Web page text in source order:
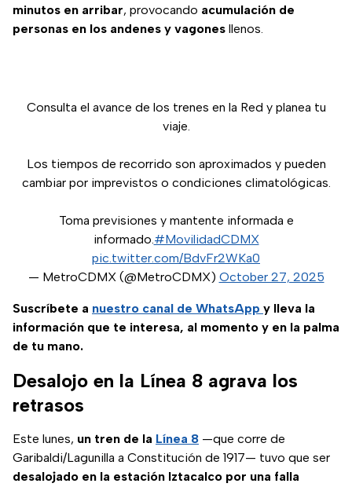
minutos en arribar, provocando acumulación de
personas en los andenes y vagones llenos.
Consulta el avance de los trenes en la Red y planea tu
viaje.
Los tiempos de recorrido son aproximados y pueden
cambiar por imprevistos o condiciones climatológicas.
Toma previsiones y mantente informada e
informado.#MovilidadCDMX
pic.twitter.com/BdvFr2WKa0
— MetroCDMX (@MetroCDMX) October 27, 2025
Suscríbete a nuestro canal de WhatsApp y lleva la
información que te interesa, al momento y en la palma
de tu mano.
Desalojo en la Línea 8 agrava los
retrasos
Este lunes, un tren de la Línea 8 —que corre de
Garibaldi/Lagunilla a Constitución de 1917— tuvo que ser
desalojado en la estación Iztacalco por una falla